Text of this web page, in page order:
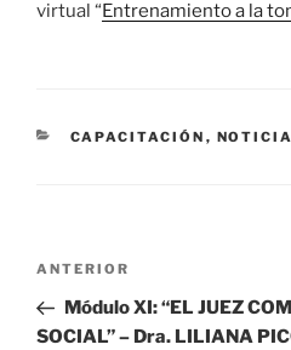
virtual “Entrenamiento a la
CATEGORÍAS
CAPACITACIÓN ,
Navegación
entradas
Entrada
anterior
ANTERIOR
Módulo XI: “EL JUEZ
SOCIAL” – Dra. LILIANA